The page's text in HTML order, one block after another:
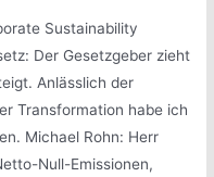
Sustainability
Der Gesetzgeber zieht
Anlässlich der
Transformation habe ich
Michael Rohn: Herr
Null-Emissionen,